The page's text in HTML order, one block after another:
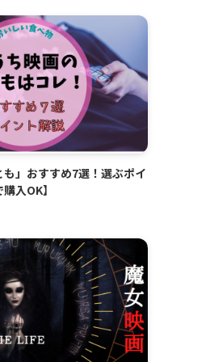
」おすすめ7選！選ぶポイ
入OK】